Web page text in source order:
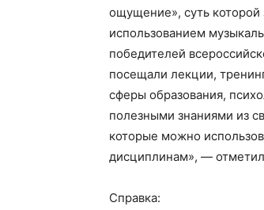
ощущение», суть
использованием
победителей
посещали лекции,
сферы образования,
полезными знаниями из
которые можно
дисциплинам», —
Справка: